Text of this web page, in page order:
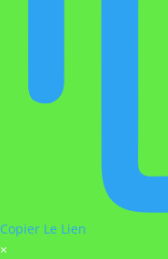
Copier Le Lien
×